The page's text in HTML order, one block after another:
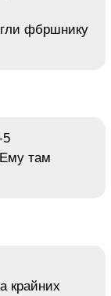
фбршнику
5
там
крайних